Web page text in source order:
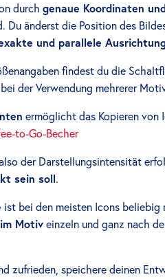
durch genaue Koordinaten
Du änderst die Position des
und parallele
findest du die
der Verwendung mehrerer
ermöglicht das Kopieren von
to-Go-Becher
der Darstellungsintensität
sein soll.
ist bei den meisten Icons beliebig
Motiveinzeln und ganz nach
zufrieden, speichere deinen